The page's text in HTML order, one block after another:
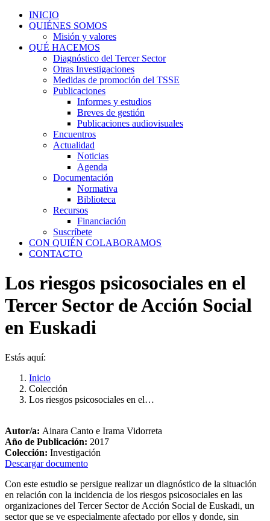
INICIO
QUIÉNES SOMOS
Misión y valores
QUÉ HACEMOS
Diagnóstico del Tercer Sector
Otras Investigaciones
Medidas de promoción del TSSE
Publicaciones
Informes y estudios
Breves de gestión
Publicaciones audiovisuales
Encuentros
Actualidad
Noticias
Agenda
Documentación
Normativa
Biblioteca
Recursos
Financiación
Suscríbete
CON QUIÉN COLABORAMOS
CONTACTO
Los riesgos psicosociales en el
Tercer Sector de Acción Social
en Euskadi
Estás aquí:
Inicio
Colección
Los riesgos psicosociales en el…
Autor/a: Ainara Canto e Irama Vidorreta
Año de Publicación: 2017
Colección: Investigación
Descargar documento
Con este estudio se persigue realizar un diagnóstico de la situación
en relación con la incidencia de los riesgos psicosociales en las
organizaciones del Tercer Sector de Acción Social de Euskadi, un
sector que se ve especialmente afectado por ellos y donde, sin